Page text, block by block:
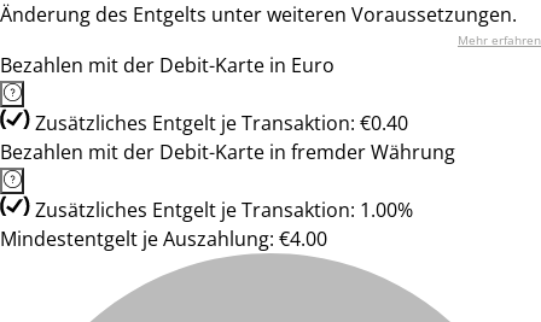
Änderung des Entgelts unter weiteren Voraussetzungen.
Mehr erfahren
Bezahlen mit der Debit-Karte in Euro
Zusätzliches Entgelt je Transaktion: €0.40
Bezahlen mit der Debit-Karte in fremder Währung
Zusätzliches Entgelt je Transaktion: 1.00%
Mindestentgelt je Auszahlung: €4.00